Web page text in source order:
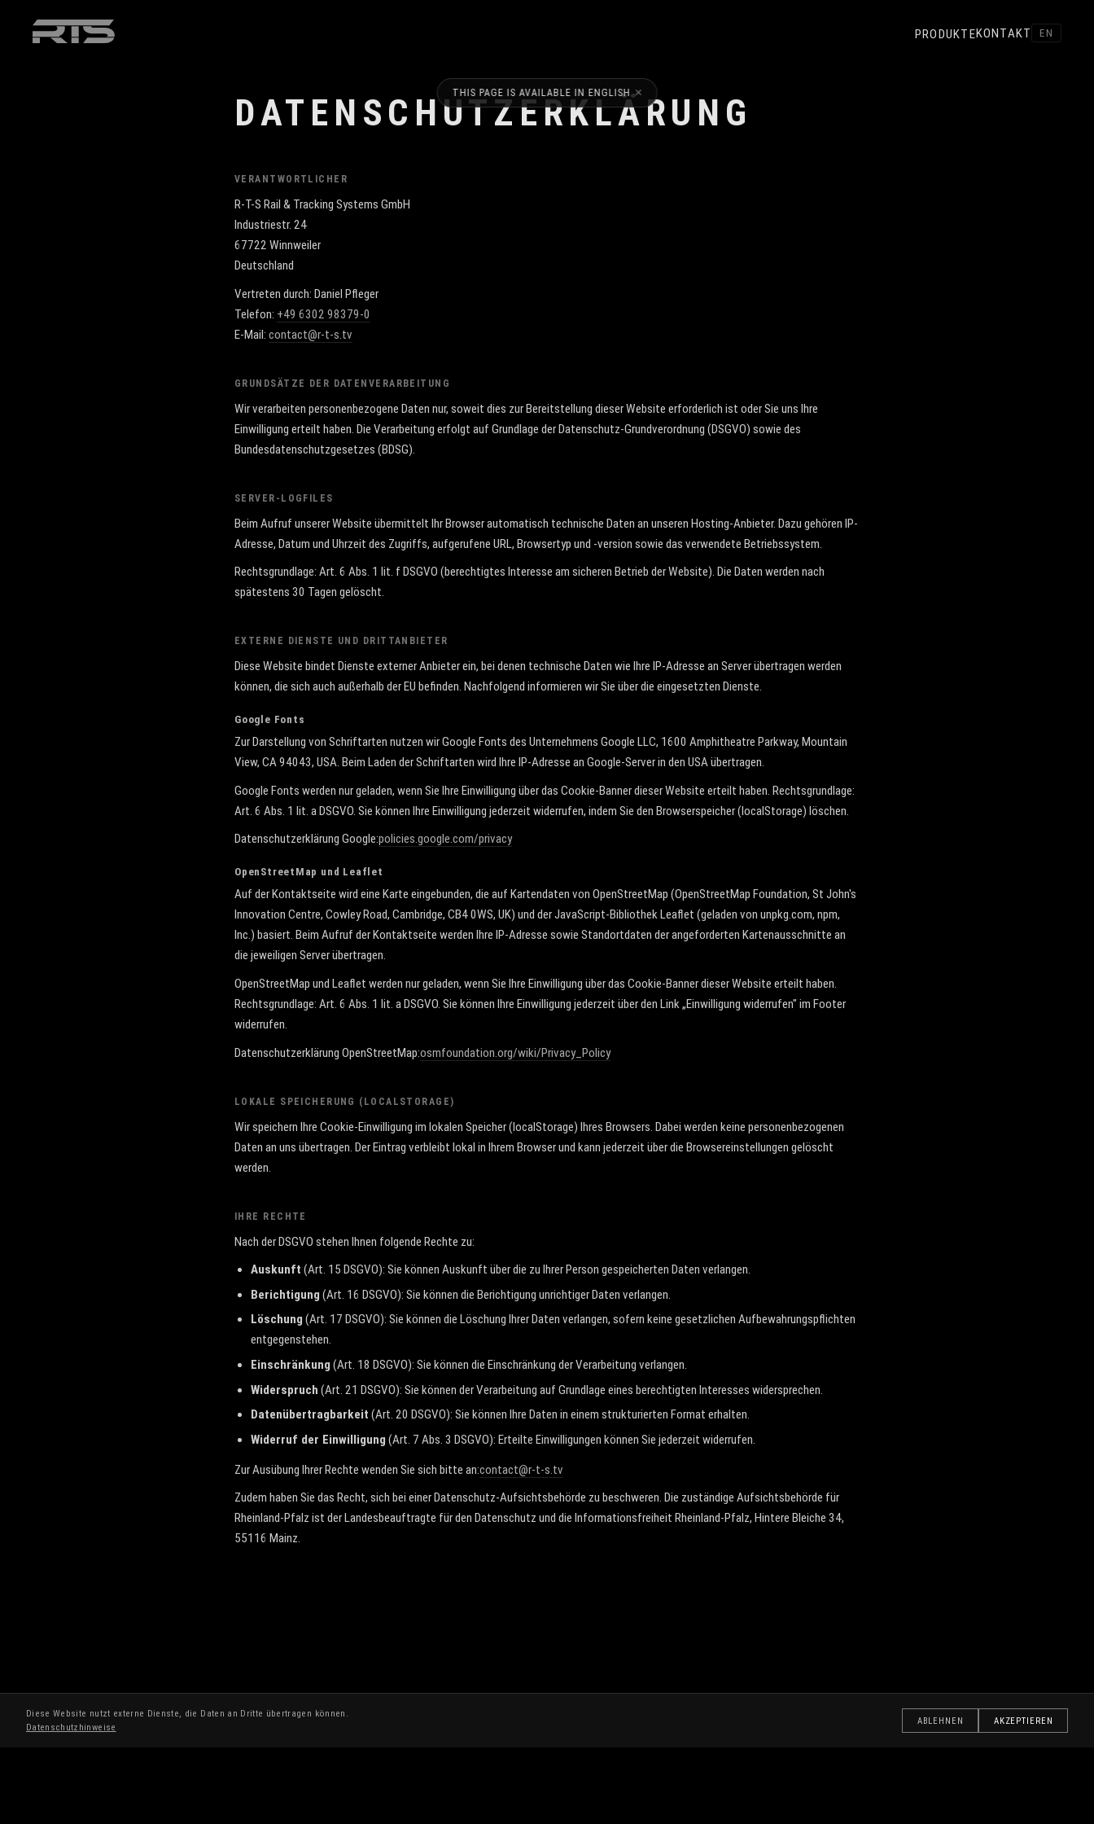
PRODUKTEKONTAKT EN
DATENSCHUTZERKLÄRUNG
VERANTWORTLICHER
R-T-S Rail & Tracking Systems GmbH
Industriestr. 24
67722 Winnweiler
Deutschland
Vertreten durch: Daniel Pfleger
Telefon: +49 6302 98379-0
E-Mail: contact@r-t-s.tv
GRUNDSÄTZE DER DATENVERARBEITUNG
Wir verarbeiten personenbezogene Daten nur, soweit dies zur Bereitstellung dieser Website erforderlich ist oder Sie uns Ihre
Einwilligung erteilt haben. Die Verarbeitung erfolgt auf Grundlage der Datenschutz-Grundverordnung (DSGVO) sowie des
Bundesdatenschutzgesetzes (BDSG).
SERVER-LOGFILES
Beim Aufruf unserer Website übermittelt Ihr Browser automatisch technische Daten an unseren Hosting-Anbieter. Dazu gehören IP-
Adresse, Datum und Uhrzeit des Zugriffs, aufgerufene URL, Browsertyp und -version sowie das verwendete Betriebssystem.
Rechtsgrundlage: Art. 6 Abs. 1 lit. f DSGVO (berechtigtes Interesse am sicheren Betrieb der Website). Die Daten werden nach
spätestens 30 Tagen gelöscht.
EXTERNE DIENSTE UND DRITTANBIETER
Diese Website bindet Dienste externer Anbieter ein, bei denen technische Daten wie Ihre IP-Adresse an Server übertragen werden
können, die sich auch außerhalb der EU befinden. Nachfolgend informieren wir Sie über die eingesetzten Dienste.
Google Fonts
Zur Darstellung von Schriftarten nutzen wir Google Fonts des Unternehmens Google LLC, 1600 Amphitheatre Parkway, Mountain
View, CA 94043, USA. Beim Laden der Schriftarten wird Ihre IP-Adresse an Google-Server in den USA übertragen.
Google Fonts werden nur geladen, wenn Sie Ihre Einwilligung über das Cookie-Banner dieser Website erteilt haben. Rechtsgrundlage:
Art. 6 Abs. 1 lit. a DSGVO. Sie können Ihre Einwilligung jederzeit widerrufen, indem Sie den Browserspeicher (localStorage) löschen.
Datenschutzerklärung Google:policies.google.com/privacy
OpenStreetMap und Leaflet
Auf der Kontaktseite wird eine Karte eingebunden, die auf Kartendaten von OpenStreetMap (OpenStreetMap Foundation, St John's
Innovation Centre, Cowley Road, Cambridge, CB4 0WS, UK) und der JavaScript-Bibliothek Leaflet (geladen von unpkg.com, npm,
Inc.) basiert. Beim Aufruf der Kontaktseite werden Ihre IP-Adresse sowie Standortdaten der angeforderten Kartenausschnitte an
die jeweiligen Server übertragen.
OpenStreetMap und Leaflet werden nur geladen, wenn Sie Ihre Einwilligung über das Cookie-Banner dieser Website erteilt haben.
Rechtsgrundlage: Art. 6 Abs. 1 lit. a DSGVO. Sie können Ihre Einwilligung jederzeit über den Link „Einwilligung widerrufen" im Footer
widerrufen.
Datenschutzerklärung OpenStreetMap:osmfoundation.org/wiki/Privacy_Policy
LOKALE SPEICHERUNG (LOCALSTORAGE)
Wir speichern Ihre Cookie-Einwilligung im lokalen Speicher (localStorage) Ihres Browsers. Dabei werden keine personenbezogenen
Daten an uns übertragen. Der Eintrag verbleibt lokal in Ihrem Browser und kann jederzeit über die Browsereinstellungen gelöscht
werden.
IHRE RECHTE
Nach der DSGVO stehen Ihnen folgende Rechte zu:
Auskunft (Art. 15 DSGVO): Sie können Auskunft über die zu Ihrer Person gespeicherten Daten verlangen.
Berichtigung (Art. 16 DSGVO): Sie können die Berichtigung unrichtiger Daten verlangen.
Löschung (Art. 17 DSGVO): Sie können die Löschung Ihrer Daten verlangen, sofern keine gesetzlichen Aufbewahrungspflichten
entgegenstehen.
Einschränkung (Art. 18 DSGVO): Sie können die Einschränkung der Verarbeitung verlangen.
Widerspruch (Art. 21 DSGVO): Sie können der Verarbeitung auf Grundlage eines berechtigten Interesses widersprechen.
Datenübertragbarkeit (Art. 20 DSGVO): Sie können Ihre Daten in einem strukturierten Format erhalten.
Widerruf der Einwilligung (Art. 7 Abs. 3 DSGVO): Erteilte Einwilligungen können Sie jederzeit widerrufen.
Zur Ausübung Ihrer Rechte wenden Sie sich bitte an:contact@r-t-s.tv
Zudem haben Sie das Recht, sich bei einer Datenschutz-Aufsichtsbehörde zu beschweren. Die zuständige Aufsichtsbehörde für
Rheinland-Pfalz ist der Landesbeauftragte für den Datenschutz und die Informationsfreiheit Rheinland-Pfalz, Hintere Bleiche 34,
55116 Mainz.
Diese Website nutzt externe Dienste, die Daten an Dritte übertragen können.
Datenschutzhinweise
ABLEHNEN AKZEPTIEREN
THIS PAGE IS AVAILABLE IN ENGLISH ×